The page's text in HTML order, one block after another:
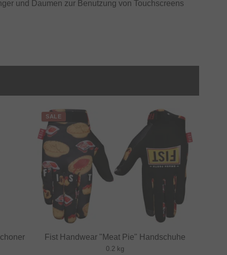
und Daumen zur Benutzung von Touchscreens
SALE
Fist Handwear "Meat Pie" Handschuhe
0.2 kg